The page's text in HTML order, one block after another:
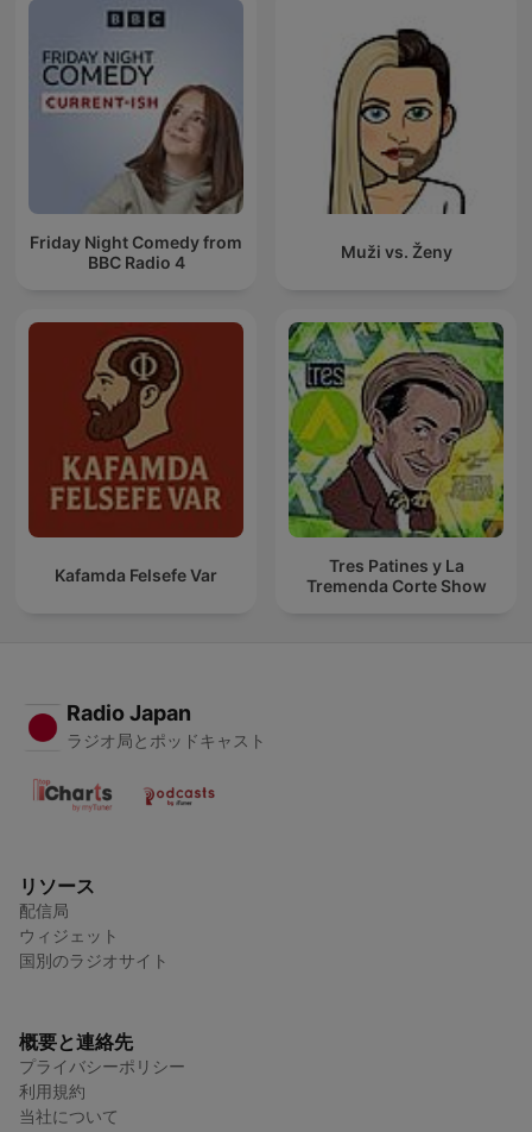
Friday Night Comedy from
BBC Radio 4
Muži vs. Ženy
Kafamda Felsefe Var
Tres Patines y La
Tremenda Corte Show
Radio Japan
ラジオ局とポッドキャスト
リソース
配信局
ウィジェット
国別のラジオサイト
概要と連絡先
プライバシーポリシー
利用規約
当社について